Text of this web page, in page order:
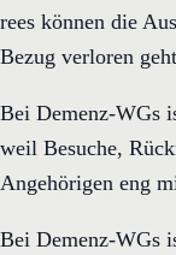
rees können die
Bezug verloren
Bei Demenz-WGs
weil Besuche,
Angehörigen eng
Bei Demenz-WGs